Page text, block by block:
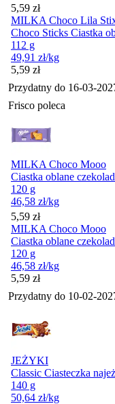
Cena
5,59 zł
MILKA Choco Lila
Choco Sticks Ciastka
112 g
49,91 zł/kg
Cena
5,59 zł
Przydatny do 16-03-
Frisco poleca
MILKA Choco Mooo
Ciastka oblane
120 g
46,58 zł/kg
Cena
5,59 zł
MILKA Choco Mooo
Ciastka oblane
120 g
46,58 zł/kg
Cena
5,59 zł
Przydatny do 10-02-
JEŻYKI
Classic Ciasteczka
140 g
50,64 zł/kg